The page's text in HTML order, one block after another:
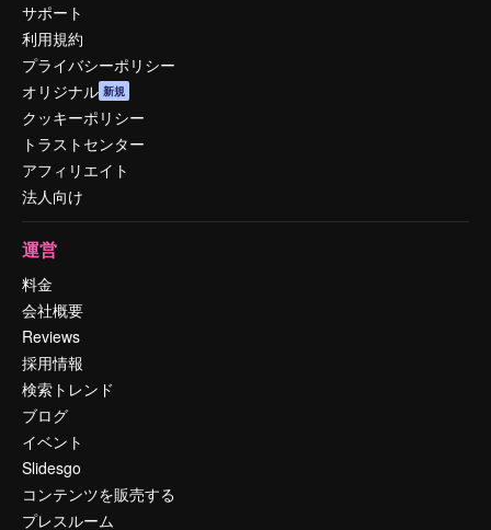
サポート
利用規約
プライバシーポリシー
オリジナル 新規
クッキーポリシー
トラストセンター
アフィリエイト
法人向け
運営
料金
会社概要
Reviews
採用情報
検索トレンド
ブログ
イベント
Slidesgo
コンテンツを販売する
プレスルーム